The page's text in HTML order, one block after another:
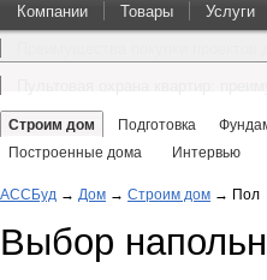
Компании Товары Услуги
Строим дом Подготовка
Построенные дома
Интервью
АССБуд → Дом → Строим дом → Пол
Выбор